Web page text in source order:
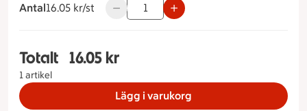
Antal
16.05 kronor styck
16.05 kr/st Använd knapparna för att minska eller
Totalt
1 artikel
Totalt 1 stycken Blåbärsmuffins, 16.05 kronor
16.05 kr
Lägg i varukorg